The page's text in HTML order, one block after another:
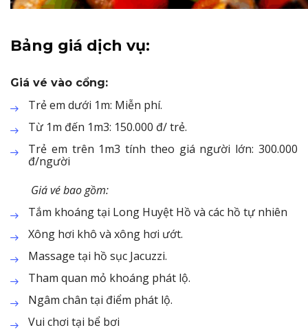
Bảng giá dịch vụ:
Giá vé vào cổng:
Trẻ em dưới 1m: Miễn phí.
Từ 1m đến 1m3: 150.000 đ/ trẻ.
Trẻ em trên 1m3 tính theo giá người lớn: 300.000
đ/người
Giá vé bao gồm:
Tắm khoáng tại Long Huyệt Hồ và các hồ tự nhiên
Xông hơi khô và xông hơi ướt.
Massage tại hồ sục Jacuzzi.
Tham quan mỏ khoáng phát lộ.
Ngâm chân tại điểm phát lộ.
Vui chơi tại bể bơi